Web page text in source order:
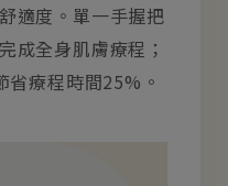
適度。單一手握把
成全身肌膚療程；
療程時間25%。